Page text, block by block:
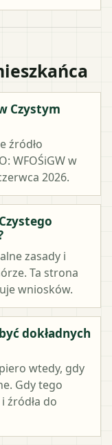
Czystym
źródło
WFOŚiGW w
2026.
zasady i
Ta strona
wniosków.
dokładnych
wtedy, gdy
Gdy tego
źródła do